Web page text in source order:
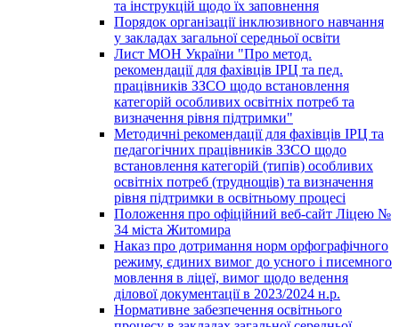
та інструкцій щодо їх заповнення
Порядок організації інклюзивного навчання
у закладах загальної середньої освіти
Лист МОН України "Про метод.
рекомендації для фахівців ІРЦ та пед.
працівників ЗЗСО щодо встановлення
категорій особливих освітніх потреб та
визначення рівня підтримки"
Методичні рекомендації для фахівців ІРЦ та
педагогічних працівників ЗЗСО щодо
встановлення категорій (типів) особливих
освітніх потреб (труднощів) та визначення
рівня підтримки в освітньому процесі
Положення про офіційний веб-сайт Ліцею №
34 міста Житомира
Наказ про дотримання норм орфографічного
режиму, єдиних вимог до усного і писемного
мовлення в ліцеї, вимог щодо ведення
ділової документації в 2023/2024 н.р.
Нормативне забезпечення освітнього